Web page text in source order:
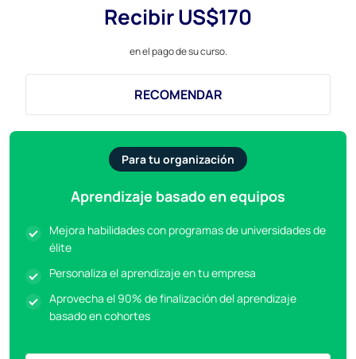
Recibir US$170
en el pago de su curso.
RECOMENDAR
Para tu organización
Aprendizaje basado en equipos
Mejora habilidades con programas de universidades de
élite
Personaliza el aprendizaje en tu empresa
Aprovecha el 90% de finalización del aprendizaje
basado en cohortes